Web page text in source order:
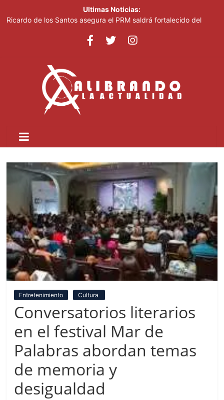
Ultimas Noticias:
Ricardo de los Santos asegura el PRM saldrá fortalecido del
70,000 personas serán beneficiadas con saneamiento de las
Centroamericanos
Thalia Terrero se reencuentra con el oro, ocho años después
Pronostican cielo soleado y temperaturas de hasta 35 °C este
Entretenimiento Cultura
Conversatorios literarios
en el festival Mar de
Palabras abordan temas
de memoria y
desigualdad